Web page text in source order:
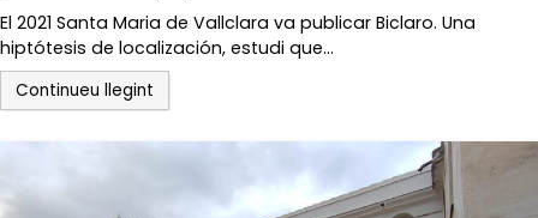
El 2021 Santa Maria de Vallclara va publicar Biclaro. Una
hiptótesis de localización, estudi que…
Continueu llegint